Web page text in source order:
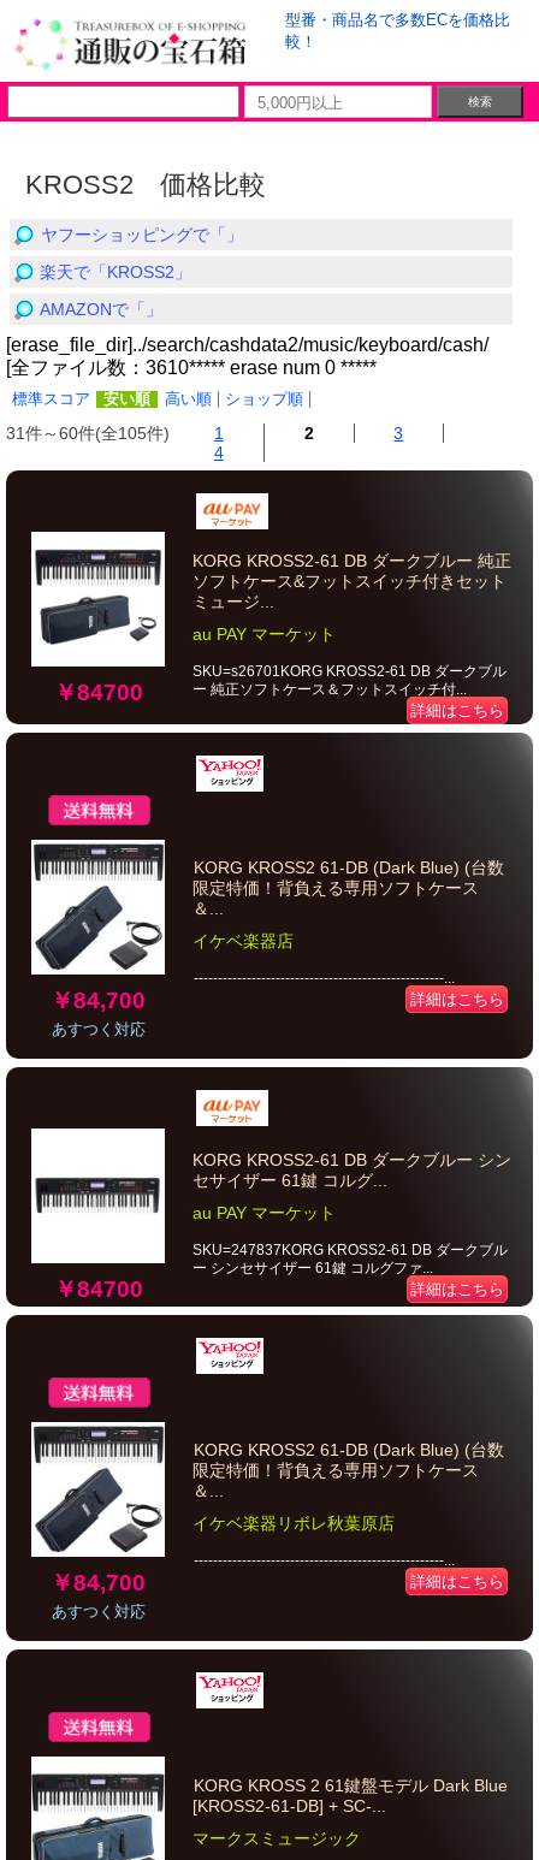
型番・商品名で多数ECを価格比
較！
KROSS2 価格比較
ヤフーショッピングで「」
楽天で「KROSS2」
AMAZONで「」
[erase_file_dir]../search/cashdata2/music/keyboard/cash/
[全ファイル数：3610***** erase num 0 *****
標準スコア 安い順 高い順 ショップ順
31件～60件(全105件) 1 2
3
4
￥84700
KORG KROSS2-61 DB ダークブルー 純正
ソフトケース&フットスイッチ付きセット
ミュージ...
au PAY マーケット
SKU=s26701KORG KROSS2-61 DB ダークブル
ー 純正ソフトケース＆フットスイッチ付...
詳細はこちら
￥84,700
あすつく対応
KORG KROSS2 61-DB (Dark Blue) (台数
限定特価！背負える専用ソフトケース
＆...
イケベ楽器店
----------------------------------------------------...
詳細はこちら
￥84700
KORG KROSS2-61 DB ダークブルー シン
セサイザー 61鍵 コルグ...
au PAY マーケット
SKU=247837KORG KROSS2-61 DB ダークブル
ー シンセサイザー 61鍵 コルグファ...
詳細はこちら
￥84,700
あすつく対応
KORG KROSS2 61-DB (Dark Blue) (台数
限定特価！背負える専用ソフトケース
＆...
イケベ楽器リボレ秋葉原店
----------------------------------------------------...
詳細はこちら
KORG KROSS 2 61鍵盤モデル Dark Blue
[KROSS2-61-DB] + SC-...
マークスミュージック